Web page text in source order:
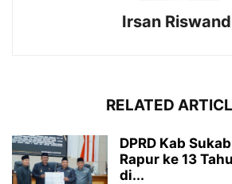
Irsan
RELATED
DPRD Kab
Rapur ke 13
di...